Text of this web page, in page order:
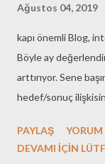
Ağustos 04, 2019
kapı önemli Blog,
Böyle ay
arttırıyor. Sene
hedef/sonuç
Aslında temmuz,
yeni dönem
PAYLAŞ
DEVAMI İÇİN